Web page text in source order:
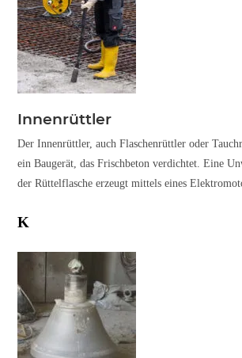
Innenrüttler
Der Innenrüttler, auch Flaschenrüttler oder
ein Baugerät, das Frischbeton verdichtet. Eine
der Rüttelflasche erzeugt mittels eines
K